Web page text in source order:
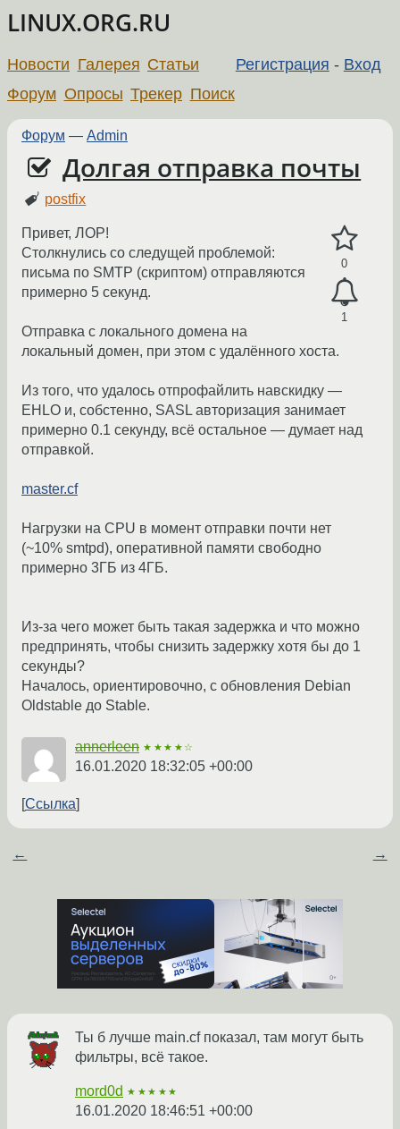
LINUX.ORG.RU
Регистрация - Вход
Новости Галерея Статьи
Форум Опросы Трекер Поиск
Форум — Admin
Долгая отправка почты
postfix
0
1
Привет, ЛОР!
Столкнулись со следущей проблемой:
письма по SMTP (скриптом) отправляются
примерно 5 секунд.
Отправка с локального домена на
локальный домен, при этом с удалённого хоста.
Из того, что удалось отпрофайлить навскидку —
EHLO и, собстенно, SASL авторизация занимает
примерно 0.1 секунду, всё остальное — думает над
отправкой.
master.cf
Нагрузки на CPU в момент отправки почти нет
(~10% smtpd), оперативной памяти свободно
примерно 3ГБ из 4ГБ.
Из-за чего может быть такая задержка и что можно
предпринять, чтобы снизить задержку хотя бы до 1
секунды?
Началось, ориентировочно, с обновления Debian
Oldstable до Stable.
annerleen ★★★★☆
16.01.2020 18:32:05 +00:00
Ссылка
← →
Ты б лучше main.cf показал, там могут быть
фильтры, всё такое.
mord0d ★★★★★
16.01.2020 18:46:51 +00:00